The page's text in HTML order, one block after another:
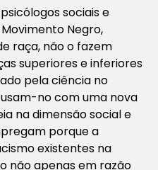
sociais e
Negro,
raça, não o fazem
superiores e inferiores
pela ciência no
no com uma nova
na dimensão social e
porque a
existentes na
não apenas em razão